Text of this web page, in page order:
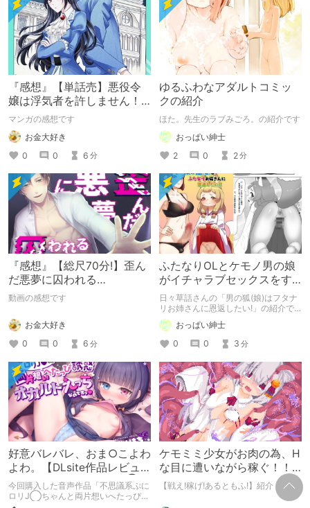
『感想』【単話売】悪役令
嬢は浮気者を許しません！ 1
話
マンガの感想です
お金大好き
0
0 6 分
ゆるふわなアダルトコミッ
クの紹介
ほた。先生のラブみごろ。の紹介です
おっぱい紳士
2
0 2分
『感想』【総尺70分!】歪ん
だ悪夢に囚われる
【LIVE2D×バイノーラル音
動画の感想です
お金大好き
0
0 6 分
ふたなりOLとケモノ男の娘
がイチャラブセックスをす
る同人誌の紹介【日々草
話】
日々草話さんの「男の狐(娘)はフタナ
リお姉さんに恩返したい!」の紹介で
す
おっぱい紳士
0
0 3 分
好意バレバレ、おま○こよわ
よわ。【DLsite作品レビュ
ー：不思議系ぷにロリJ◯ち
ゃんと両片想い～】
今回購入した音声作品「不思議系ぷに
ロリJ◯ちゃんと両片想いへたっぴ誘
ケモミミ少女がお肉の為、H
な目に遭いながら稼ぐ！！
戦闘エロRPG【戦え!稼げ!あ
【戦え!稼げ!あるともふ!】紹介